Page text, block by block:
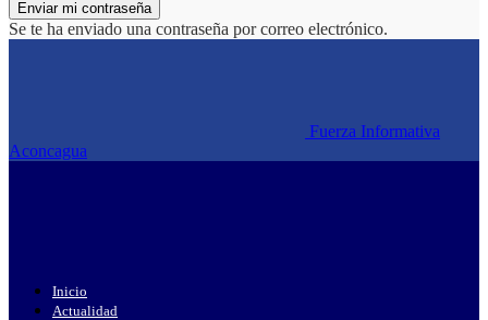
Se te ha enviado una contraseña por correo electrónico.
Fuerza Informativa
Aconcagua
Inicio
Actualidad